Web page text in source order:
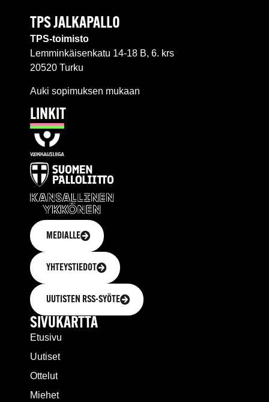
TPS JALKAPALLO
TPS-toimisto
Lemminkäisenkatu 14-18 B, 6. krs
20520 Turku
Auki sopimuksen mukaan
LINKIT
MEDIALLE
YHTEYSTIEDOT
UUTISTEN RSS-SYÖTE
SIVUKARTTA
Etusivu
Uutiset
Ottelut
Miehet